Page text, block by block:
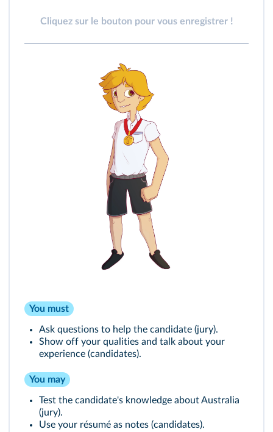
Cliquez sur le bouton pour vous enregistrer !
You must
Ask questions to help the candidate (jury).
Show off your qualities and talk about your
experience (candidates).
You may
Test the candidate's knowledge about Australia
(jury).
Use your résumé as notes (candidates).